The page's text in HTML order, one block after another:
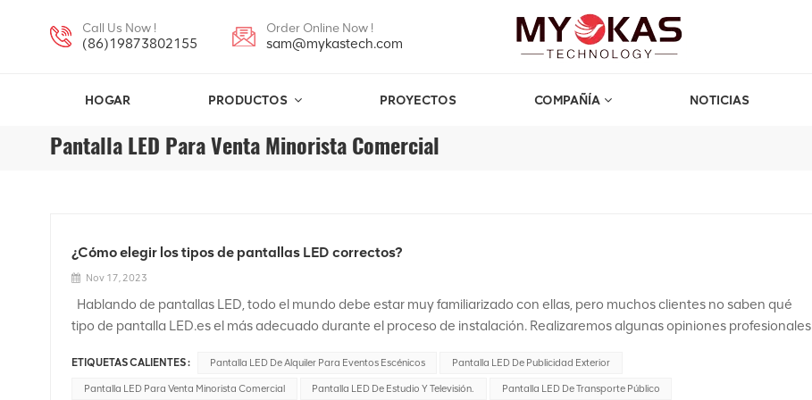
Call Us Now !
(86)19873802155
Order Online Now !
sam@mykastech.com
HOGAR PRODUCTOS PROYECTOS COMPAÑÍA NOTICIAS
Pantalla LED Para Venta Minorista Comercial
¿Cómo elegir los tipos de pantallas LED correctos?
Nov 17, 2023
Hablando de pantallas LED, todo el mundo debe estar muy familiarizado con ellas, pero muchos clientes no saben qué
tipo de pantalla LED.es el más adecuado durante el proceso de instalación. Realizaremos algunas opiniones profesionales
cordones de la lámpara inferior a P2,5 se denominan pantallas de paso pequeño. Las pantallas de paso pequeño suelen
utilizarCircuitos integrados de controladores de alto rendimiento. Son de alto brillo, sin costuras, livianos y flexibles, y
ETIQUETAS CALIENTES : Pantalla LED De Alquiler Para Eventos Escénicos Pantalla LED De Publicidad Exterior
Pantalla LED Para Venta Minorista Comercial Pantalla LED De Estudio Y Televisión. Pantalla LED De Transporte Público